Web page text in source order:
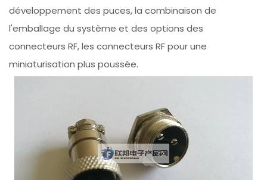
développement des puces, la combinaison de
l'emballage du système et des options des
connecteurs RF, les connecteurs RF pour une
miniaturisation plus poussée.